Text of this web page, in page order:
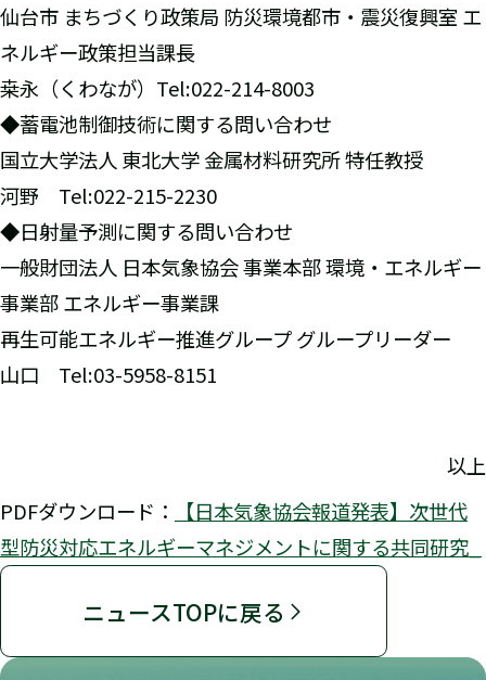
仙台市 まちづくり政策局 防災環境都市・震災復興室 エ
ネルギー政策担当課長
桒永（くわなが）Tel:022-214-8003
◆蓄電池制御技術に関する問い合わせ
国立大学法人 東北大学 金属材料研究所 特任教授
河野 Tel:022-215-2230
◆日射量予測に関する問い合わせ
一般財団法人 日本気象協会 事業本部 環境・エネルギー
事業部 エネルギー事業課
再生可能エネルギー推進グループ グループリーダー
山口 Tel:03-5958-8151
以上
PDFダウンロード：
【日本気象協会報道発表】次世代
型防災対応エネルギーマネジメントに関する共同研究_
ニュースTOPに戻る